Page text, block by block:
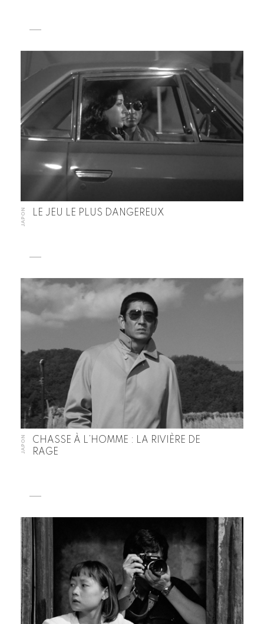
JAPON LE JEU LE PLUS DANGEREUX
JAPON
CHASSE À L’HOMME : LA RIVIÈRE DE
RAGE